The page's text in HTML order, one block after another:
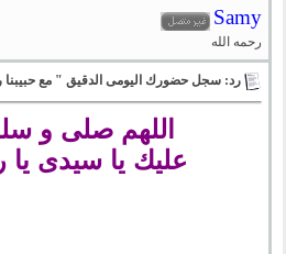
Samy
رحمه الله
رد: سجل حضورك اليومى الدقيق " مع حبيبنا
اللهم صلى و
عليك يا سيدى يا